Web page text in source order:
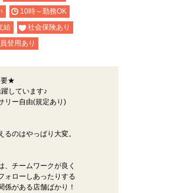
10時～勤務OK
給
社会保険あり
登用あり
要★
しています♪
リー自由(規定あり)
るのはやっぱり大変。
、チームワークが良く
ォローしあったりする
係がある店舗ばかり！